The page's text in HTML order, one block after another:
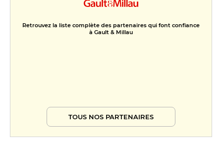
Retrouvez la liste complète des partenaires qui font confiance
à Gault & Millau
TOUS NOS PARTENAIRES